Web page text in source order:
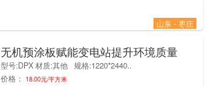
山东 - 枣庄
无机预涂板赋能变电站提升环境质量
型号:DPX 材质:其他 规格:1220*2440..
价格：
18.00元/平方米